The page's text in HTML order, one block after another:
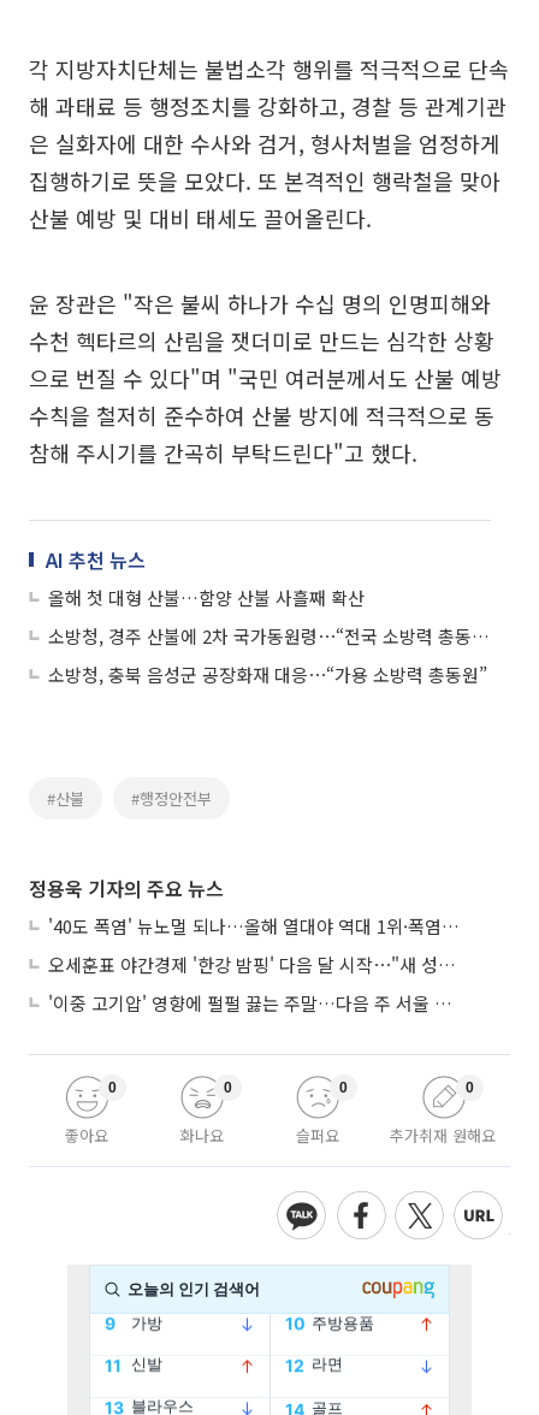
각 지방자치단체는 불법소각 행위를 적극적으로 단속
해 과태료 등 행정조치를 강화하고, 경찰 등 관계기관
은 실화자에 대한 수사와 검거, 형사처벌을 엄정하게
집행하기로 뜻을 모았다. 또 본격적인 행락철을 맞아
산불 예방 및 대비 태세도 끌어올린다.
윤 장관은 "작은 불씨 하나가 수십 명의 인명피해와
수천 헥타르의 산림을 잿더미로 만드는 심각한 상황
으로 번질 수 있다"며 "국민 여러분께서도 산불 예방
수칙을 철저히 준수하여 산불 방지에 적극적으로 동
참해 주시기를 간곡히 부탁드린다"고 했다.
AI 추천 뉴스
올해 첫 대형 산불…함양 산불 사흘째 확산
소방청, 경주 산불에 2차 국가동원령⋯“전국 소방력 총동원해 확산 막을 것”
소방청, 충북 음성군 공장화재 대응⋯“가용 소방력 총동원”
#산불 #행정안전부
정용욱 기자의 주요 뉴스
'40도 폭염' 뉴노멀 되나…올해 열대야 역대 1위·폭염일수 평년 3배 넘어
오세훈표 야간경제 '한강 밤핑' 다음 달 시작⋯"새 성장동력 만들 것"
'이중 고기압' 영향에 펄펄 끓는 주말…다음 주 서울 포함 서쪽이 더 덥다
좋아요
0
화나요
0
슬퍼요
0
추가취재 원해요
0